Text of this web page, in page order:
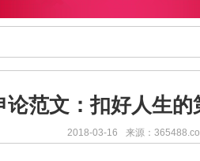
论范文：扣好人生的
2018-03-16 来源：